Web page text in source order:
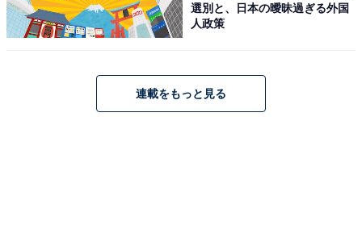
所在地：佐賀県唐津市厳木町牧瀬34-2
選別と、日本の曖昧過ぎる外国
人政策
連載をもっと見る